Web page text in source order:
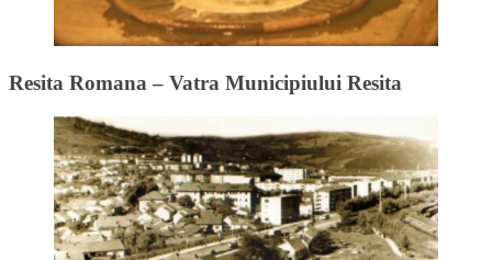
Resita Romana – Vatra Municipiului Resita